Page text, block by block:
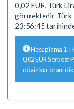
0,02 EUR, Türk
görmektedir. Türk
23:56:45
Hesaplama 1
0,02 EUR Serbest
döviz kur oranı